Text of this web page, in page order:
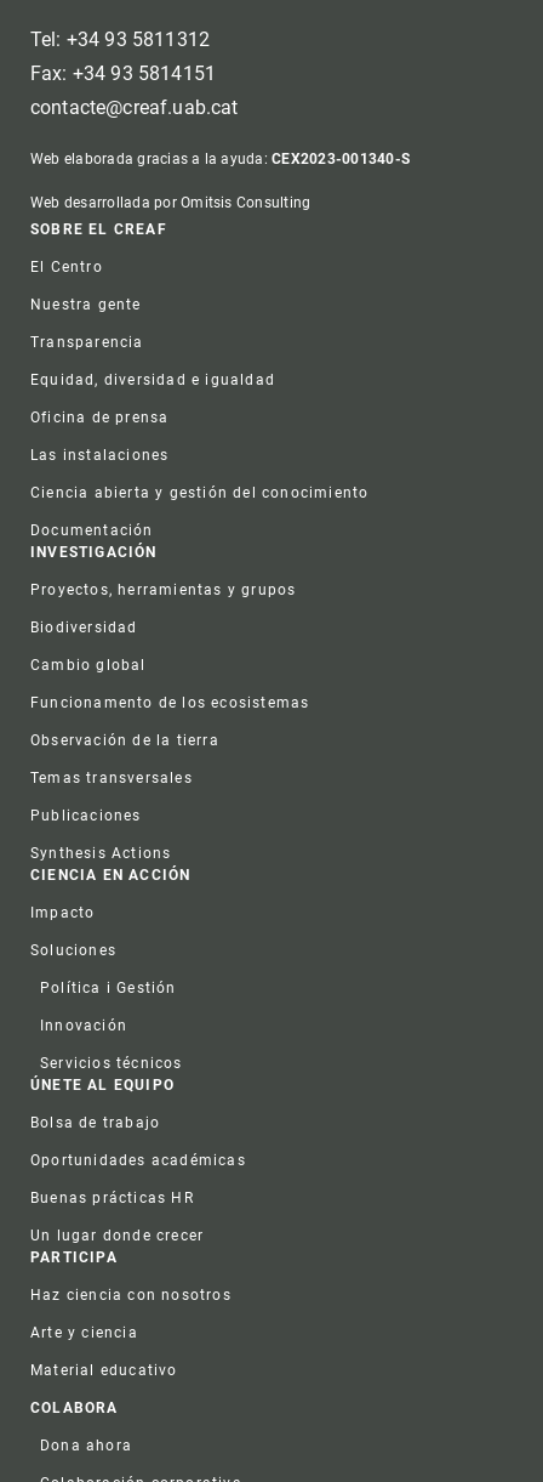
Tel: +34 93 5811312
Fax: +34 93 5814151
contacte@creaf.uab.cat
Web elaborada gracias a la ayuda:CEX2023-001340-S
Web desarrollada por Omitsis Consulting
Footer
SOBRE EL CREAF
El Centro
Nuestra gente
Transparencia
Equidad, diversidad e igualdad
Oficina de prensa
Las instalaciones
Ciencia abierta y gestión del conocimiento
Documentación
INVESTIGACIÓN
Proyectos, herramientas y grupos
Biodiversidad
Cambio global
Funcionamento de los ecosistemas
Observación de la tierra
Temas transversales
Publicaciones
Synthesis Actions
CIENCIA EN ACCIÓN
Impacto
Soluciones
Política i Gestión
Innovación
Servicios técnicos
ÚNETE AL EQUIPO
Bolsa de trabajo
Oportunidades académicas
Buenas prácticas HR
Un lugar donde crecer
PARTICIPA
Haz ciencia con nosotros
Arte y ciencia
Material educativo
COLABORA
Dona ahora